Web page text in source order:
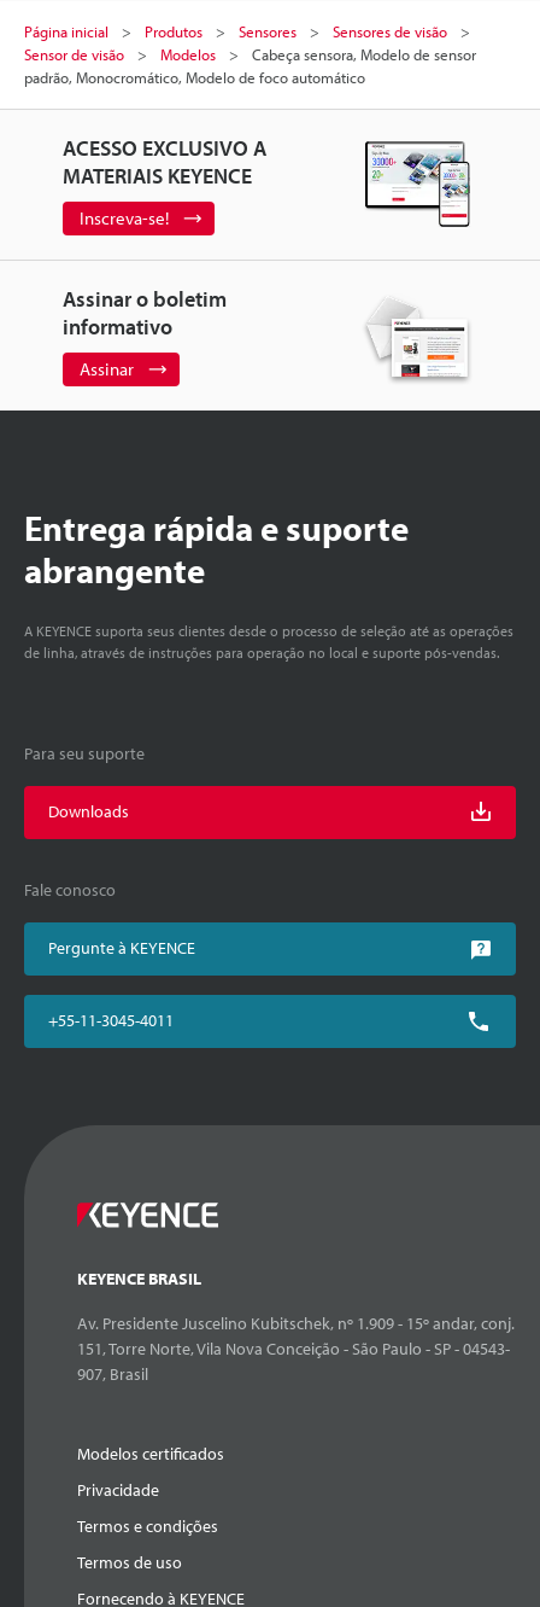
Página inicial Produtos Sensores
Sensores de visão
Sensor de visão
Modelos
Cabeça sensora, Modelo de sensor
padrão, Monocromático, Modelo de foco automático
ACESSO EXCLUSIVO A
MATERIAIS KEYENCE
Inscreva-se!
Assinar o boletim
informativo
Assinar
Entrega rápida e suporte
abrangente
A KEYENCE suporta seus clientes desde o processo de seleção até as operações
de linha, através de instruções para operação no local e suporte pós-vendas.
Para seu suporte
Downloads
Fale conosco
Pergunte à KEYENCE
+55-11-3045-4011
KEYENCE BRASIL
Av. Presidente Juscelino Kubitschek, nº 1.909 - 15º andar, conj.
151, Torre Norte, Vila Nova Conceição - São Paulo - SP - 04543-
907, Brasil
Modelos certificados
Privacidade
Termos e condições
Termos de uso
Fornecendo à KEYENCE